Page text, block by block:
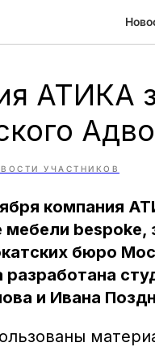
АТИКА
УЧАСТНИКОВ
компания
мебели bespoke,
бюро
и Ивана